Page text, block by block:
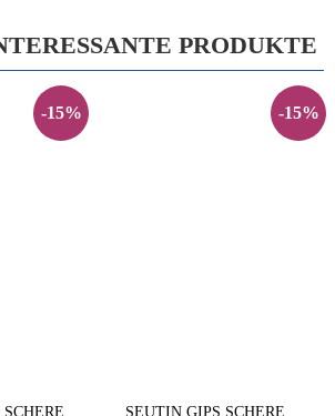
PRODUKTE
-15% -15%
SEUTIN GIPS SCHERE